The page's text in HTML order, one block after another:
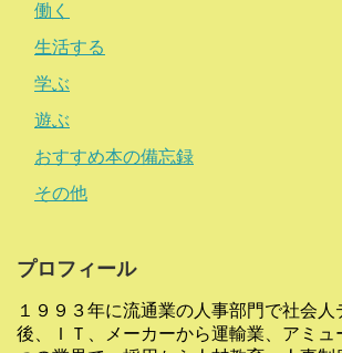
働く
生活する
学ぶ
遊ぶ
おすすめ本の備忘録
その他
プロフィール
１９９３年に流通業の人事部門で社会
後、ＩＴ、メーカーから運輸業、アミュ